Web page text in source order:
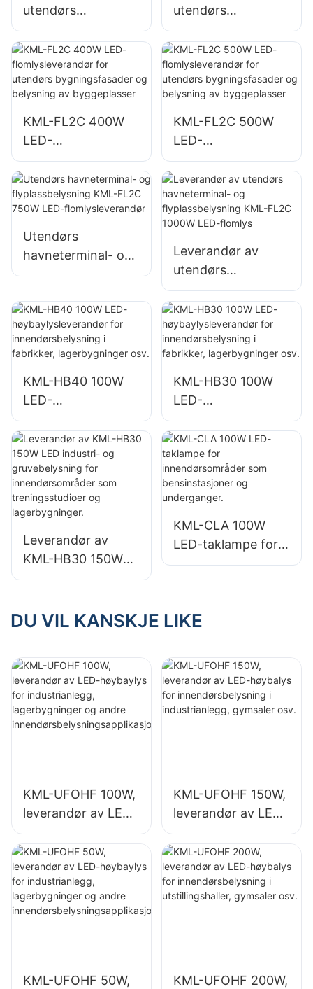
utendørs
parkerings- og
lagerbelysning
KML-FL2C 200W
LED-flomlys
utendørs
parkerings- og
lagerbelysning
KML-FL2C 240W
LED-flomlys
KML-FL2C 400W
LED-
flomlysleverandør
for utendørs
bygningsfasader
og belysning av
byggeplasser
KML-FL2C 500W
LED-
flomlysleverandør
for utendørs
bygningsfasader
og belysning av
Utendørs
havneterminal- og
flyplassbelysning
LED-
flomlysleverandør
Leverandør av
utendørs
havneterminal- og
flyplassbelysning
KML-FL2C 1000W
LED-flomlys
KML-HB40 100W
LED-
høybaylysleverand
ør for
innendørsbelysning
i fabrikker,
lagerbygninger osv.
KML-HB30 100W
LED-
høybaylysleverand
ør for
innendørsbelysning
i fabrikker,
lagerbygninger osv.
Leverandør av
KML-HB30 150W
LED industri- og
innendørsområder
lagerbygninger.
KML-CLA 100W
LED-taklampe for
innendørsområder
underganger.
DU VIL KANSKJE LIKE
KML-UFOHF 100W,
leverandør av LED-
høybaylys for
industrianlegg,
lagerbygninger og
andre
innendørsbelysning
KML-UFOHF 150W,
leverandør av LED-
høybalys for
innendørsbelysning
i industrianlegg,
gymsaler osv.
KML-UFOHF 50W,
KML-UFOHF 200W,